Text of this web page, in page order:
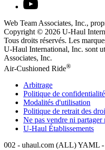
Web Team Associates, Inc.,
Copyright © 2026 U-Haul
Tous droits réservés. Les
U-Haul International, Inc. sont
Associates, Inc.
Air-Cushioned Ride®
Arbitrage
Politique de confidentialité
Modalités d'utilisation
Politique de retrait des
Ne pas vendre ni partager
U-Haul Établissements
002 - uhaul.com (ALL) YAML -